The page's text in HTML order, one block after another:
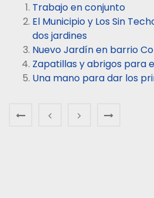
Trabajo en conjunto
El Municipio y Los Sin
dos jardines
Nuevo Jardín en barrio
Zapatillas y abrigos para
Una mano para dar los